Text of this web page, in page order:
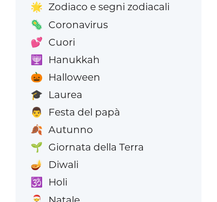
🌟 Zodiaco e segni zodiacali
🦠 Coronavirus
💕 Cuori
🕎 Hanukkah
🎃 Halloween
🎓 Laurea
👨 Festa del papà
🍂 Autunno
🌱 Giornata della Terra
🪔 Diwali
🕉️ Holi